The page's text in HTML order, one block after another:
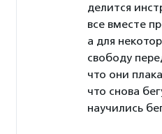
делится
все вместе
а для
свободу
что они
что снова
научились